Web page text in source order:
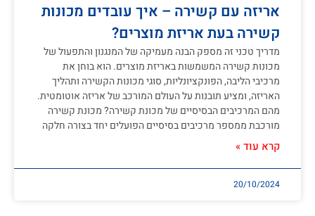
אריזה עם קשירה – איך עובדים מכונות
קשירה בעת אריזת מוצרים?
מדריך טכני זה מספק הבנה מעמיקה של המנגנון והתפעול של
מכונות קשירה המשמשות באריזת מוצרים. הוא בוחן את
מרכיבי הליבה, הפונקציונליות, סוגי מכונות הקשירה ותהליך
האריזה, ומציע תובנות על העולם המורכב של אריזה אוטומטית.
מהם המרכיבים הבסיסיים של מכונת קשירה? מכונת קשירה
מורכבת ממספר מרכיבים בסיסיים הפועלים יחד בצורה חלקה
קרא עוד »
20/10/2024